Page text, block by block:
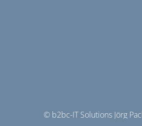
© b2bc-IT Solutions Jörg